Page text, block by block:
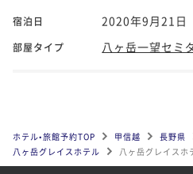
宿泊日 2020年9月21日
部屋タイプ 八ヶ岳一望セミ
ホテル•旅館予約TOP 甲信越 長野県
八ヶ岳グレイスホテル
八ヶ岳グレイスホ